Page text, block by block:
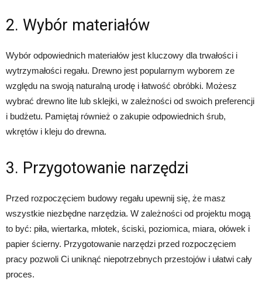
2. Wybór materiałów
Wybór odpowiednich materiałów jest kluczowy dla trwałości i
wytrzymałości regału. Drewno jest popularnym wyborem ze
względu na swoją naturalną urodę i łatwość obróbki. Możesz
wybrać drewno lite lub sklejki, w zależności od swoich preferencji
i budżetu. Pamiętaj również o zakupie odpowiednich śrub,
wkrętów i kleju do drewna.
3. Przygotowanie narzędzi
Przed rozpoczęciem budowy regału upewnij się, że masz
wszystkie niezbędne narzędzia. W zależności od projektu mogą
to być: piła, wiertarka, młotek, ściski, poziomica, miara, ołówek i
papier ścierny. Przygotowanie narzędzi przed rozpoczęciem
pracy pozwoli Ci uniknąć niepotrzebnych przestojów i ułatwi cały
proces.